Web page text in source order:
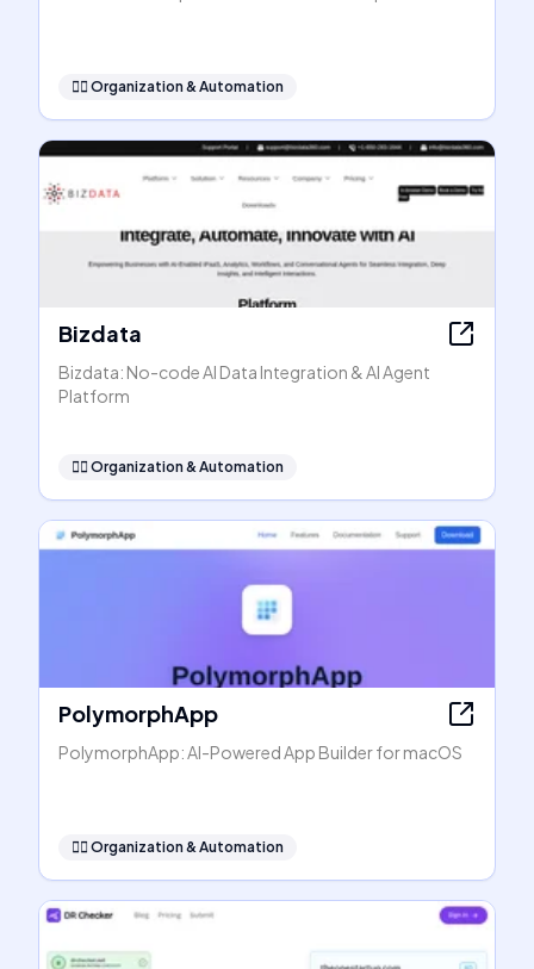
🧞‍♂️ Organization & Automation
Bizdata
Bizdata: No-code AI Data Integration & AI Agent
Platform
🧞‍♂️ Organization & Automation
PolymorphApp
PolymorphApp: AI-Powered App Builder for macOS
🧞‍♂️ Organization & Automation